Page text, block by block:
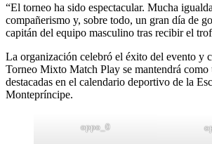
“El torneo ha sido espectacular. Mucha
compañerismo y, sobre todo, un gran día de
capitán del equipo masculino tras recibir el
La organización celebró el éxito del evento y
Torneo Mixto Match Play se mantendrá como
destacadas en el calendario deportivo de la
Montepríncipe.
oppo_0